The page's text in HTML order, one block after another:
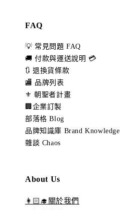
FAQ
💡 常見問題 FAQ
🚚 付款與運送說明 💳
🔃 退換貨條款
🏬 品牌列表
⚜️ 朝聖者計畫
🏢企業訂製
部落格 Blog
品牌知識庫 Brand Knowledge
雜談 Chaos
About Us
👩🏻‍🎓關於我們